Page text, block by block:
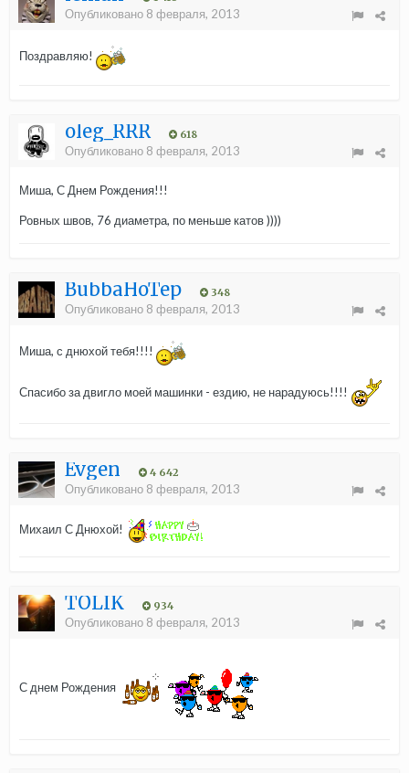
Опубликовано 8 февраля, 2013
Поздравляю!
oleg_RRR 618
Опубликовано 8 февраля, 2013
Миша, С Днем Рождения!!!
Ровных швов, 76 диаметра, по меньше катов ))))
BubbaHoTep 348
Опубликовано 8 февраля, 2013
Миша, с днюхой тебя!!!!
Спасибо за двигло моей машинки - ездию, не нарадуюсь!!!!
Evgen 4 642
Опубликовано 8 февраля, 2013
Михаил С Днюхой!
TOLIK 934
Опубликовано 8 февраля, 2013
С днем Рождения